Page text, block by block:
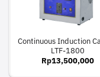
Continuous Induction
LTF-1800
Rp13,500,000